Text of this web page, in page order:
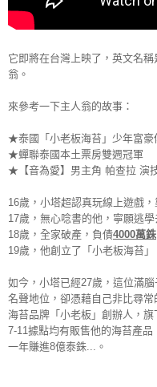
它即將在台灣上映了，英文名
翁。
來參考一下主人翁的故事：
★泰國「小老板海苔」少年富豪
★蟬聯泰國本土票房雙週冠軍
★【音為愛】男主角 帕查拉 演
16歲，小塔超認真玩線上遊戲
17歲，無心唸書的他，寧願逃
18歲，全家破產，負債4000萬銖
19歲，他創立了「小老板海苔
如今，小塔已經27歲，這位滿腦
名聲地位， 卻憑藉自己非比尋常
海苔品牌「小老板」創辦人，旗
7-11據點均有販售他的海苔產品
一年賺進8億泰銖...。